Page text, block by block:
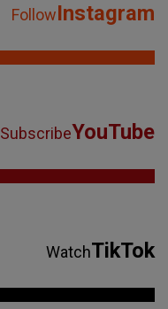
FollowInstagram
SubscribeYouTube
WatchTikTok